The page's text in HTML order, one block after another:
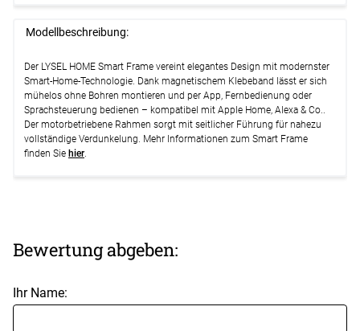
Modellbeschreibung:
Der LYSEL HOME Smart Frame vereint elegantes Design mit modernster
Smart-Home-Technologie. Dank magnetischem Klebeband lässt er sich
mühelos ohne Bohren montieren und per App, Fernbedienung oder
Sprachsteuerung bedienen – kompatibel mit Apple Home, Alexa & Co..
Der motorbetriebene Rahmen sorgt mit seitlicher Führung für nahezu
vollständige Verdunkelung. Mehr Informationen zum Smart Frame
finden Sie hier.
Bewertung abgeben:
Ihr Name: